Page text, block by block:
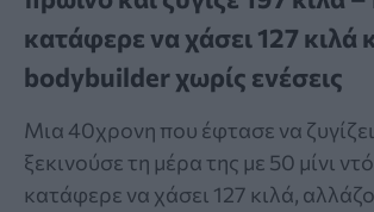
κατάφερε να χάσει 127 κιλά
bodybuilder χωρίς ενέσεις
Μια 40χρονη που έφτασε να ζυγίζει
ξεκινούσε τη μέρα της με 50 μίνι
κατάφερε να χάσει 127 κιλά,